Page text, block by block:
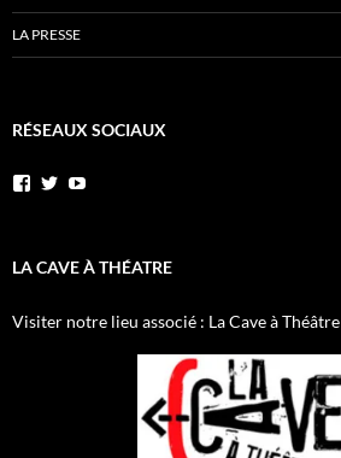
LA PRESSE
RÉSEAUX SOCIAUX
Voir
AnnibalEtSesElephants
sur
Voir
annibal_lacave
sur
LA CAVE À THÉATRE
Visiter notre lieu associé : La Cave à Théâtre